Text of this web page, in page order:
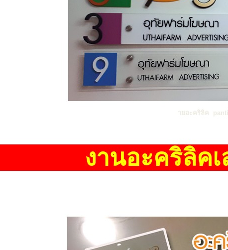
ายอะคริลิค
งานอะคริลิ